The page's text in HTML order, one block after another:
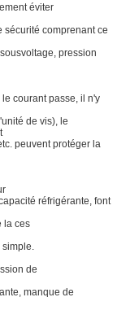
éviter
sécurité comprenant ce
pression
courant passe, il n'y
de vis), le
peuvent protéger la
réfrigérante, font
la ces
simple.
de
manque de